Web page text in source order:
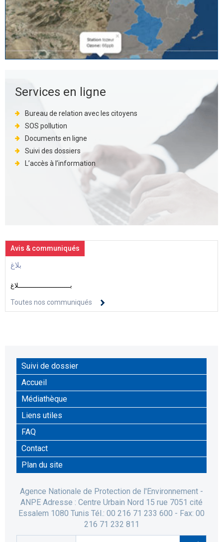
Services en ligne
Bureau de relation avec les citoyens
SOS pollution
Documents en ligne
Suivi des dossiers
L’accès à l’information
Avis & communiqués
بلاغ
بــــــــــــــــــــــــــلاغ
Toutes nos communiqués
Suivi de dossier
Accueil
Médiathèque
Liens utiles
FAQ
Contact
Plan du site
Agence Nationale de Protection de l'Environnement -
ANPE Adresse : Centre Urbain Nord 15 rue 7051 cité
Essalem 1080 Tunis Tél.: 00 216 71 233 600 - Fax: 00
216 71 232 811